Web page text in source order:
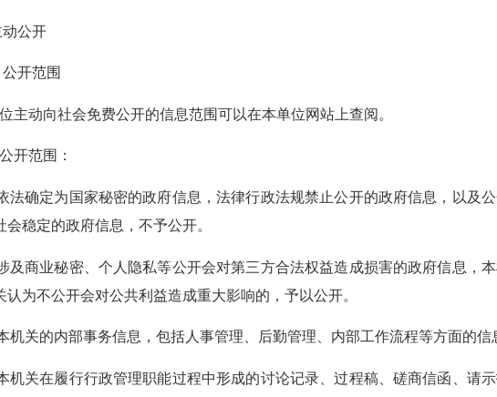
公开
公开范围
主动向社会免费公开的信息范围可以在本单位网站上查阅。
开范围：
法确定为国家秘密的政府信息，法律行政法规禁止公开的政府信息，以及
会稳定的政府信息，不予公开。
及商业秘密、个人隐私等公开会对第三方合法权益造成损害的政府信息，
认为不公开会对公共利益造成重大影响的，予以公开。
机关的内部事务信息，包括人事管理、后勤管理、内部工作流程等方面的信
机关在履行行政管理职能过程中形成的讨论记录、过程稿、磋商信函、请